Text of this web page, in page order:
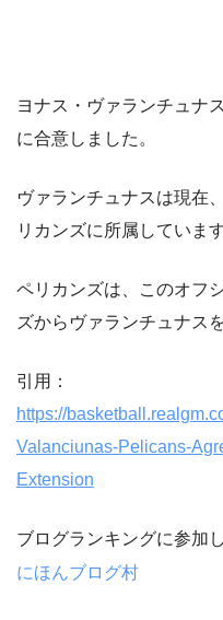
ヨナス・ヴァランチュナ
に合意しました。
ヴァランチュナスは現在
リカンズに所属しています
ペリカンズは、このオフ
ズからヴァランチュナス
引用：
https://
Valanciunas-Pelicans-
Extension
ブログランキングに参加
にほんブログ村